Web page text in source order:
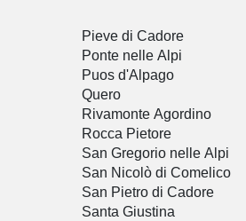
Pieve di Cadore
Ponte nelle Alpi
Puos d'Alpago
Quero
Rivamonte Agordino
Rocca Pietore
San Gregorio nelle Alpi
San Nicolò di Comelico
San Pietro di Cadore
Santa Giustina